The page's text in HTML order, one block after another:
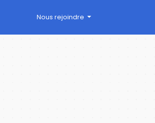
Nous rejoindre